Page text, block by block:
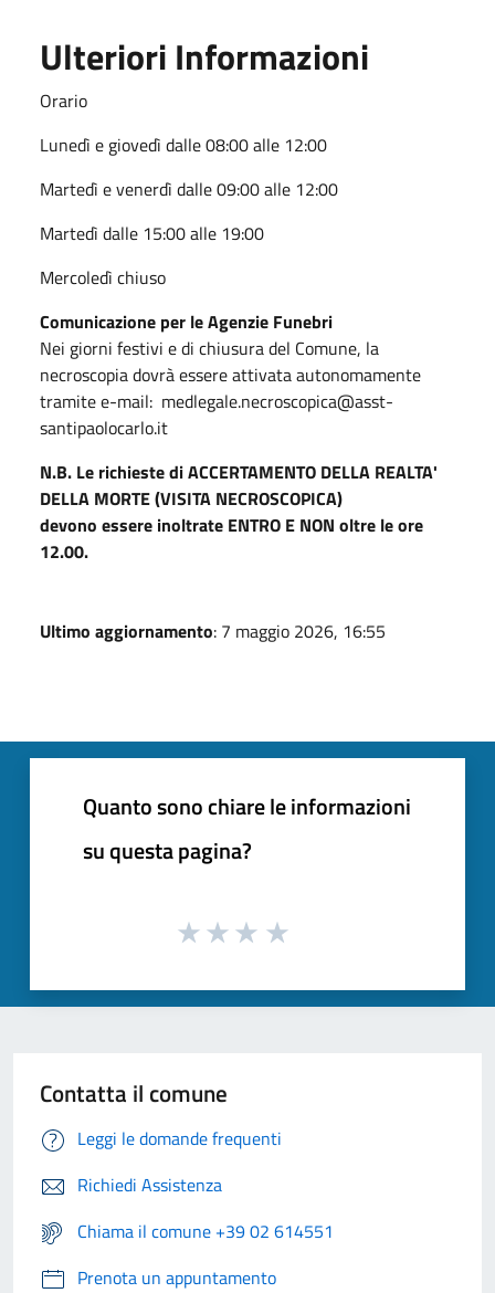
Ulteriori Informazioni
Orario
Lunedì e giovedì dalle 08:00 alle 12:00
Martedì e venerdì dalle 09:00 alle 12:00
Martedì dalle 15:00 alle 19:00
Mercoledì chiuso
Comunicazione per le Agenzie Funebri
Nei giorni festivi e di chiusura del Comune, la
necroscopia dovrà essere attivata autonomamente
tramite e-mail: medlegale.necroscopica@asst-
santipaolocarlo.it
N.B. Le richieste di ACCERTAMENTO DELLA REALTA'
DELLA MORTE (VISITA NECROSCOPICA)
devono essere inoltrate ENTRO E NON oltre le ore
12.00.
Ultimo aggiornamento: 7 maggio 2026, 16:55
Quanto sono chiare le informazioni
su questa pagina?
Contatta il comune
Leggi le domande frequenti
Richiedi Assistenza
Chiama il comune +39 02 614551
Prenota un appuntamento